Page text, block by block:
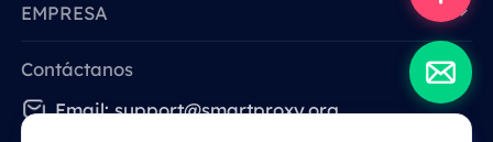
EMPRESA
Contáctanos
Email: support@smartproxy.org